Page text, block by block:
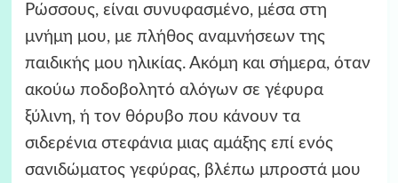
Ρώσσους, είναι συνυφασμένο, μέσα στη
μνήμη μου, με πλήθος αναμνήσεων της
παιδικής μου ηλικίας. Ακόμη και σήμερα, όταν
ακούω ποδοβολητό αλόγων σε γέφυρα
ξύλινη, ή τον θόρυβο που κάνουν τα
σιδερένια στεφάνια μιας αμάξης επί ενός
σανιδώματος γεφύρας, βλέπω μπροστά μου